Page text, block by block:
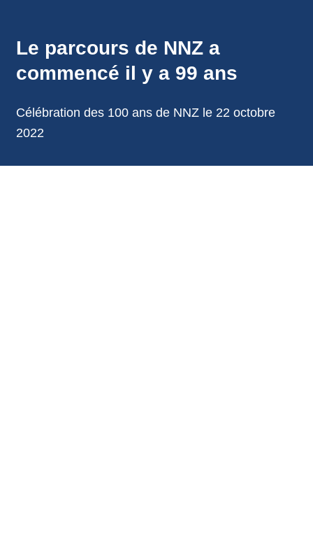
Le parcours de NNZ a
commencé il y a 99 ans
Célébration des 100 ans de NNZ le 22 octobre
2022